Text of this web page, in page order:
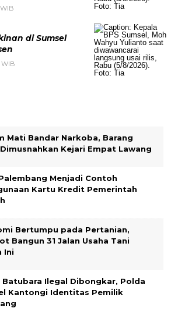
di Sumsel
WIB
Mati Bandar Narkoba, Barang
Kejari Empat Lawang
Menjadi Contoh
Kartu Kredit Pemerintah
Bertumpu pada Pertanian,
Bangun 31 Jalan Usaha Tani
Ini
Batubara Ilegal Dibongkar, Polda
Kantongi Identitas Pemilik